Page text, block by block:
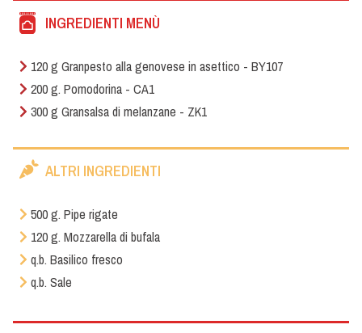
INGREDIENTI MENÙ
120 g Granpesto alla genovese in asettico - BY107
200 g. Pomodorina - CA1
300 g Gransalsa di melanzane - ZK1
ALTRI INGREDIENTI
500 g. Pipe rigate
120 g. Mozzarella di bufala
q.b. Basilico fresco
q.b. Sale